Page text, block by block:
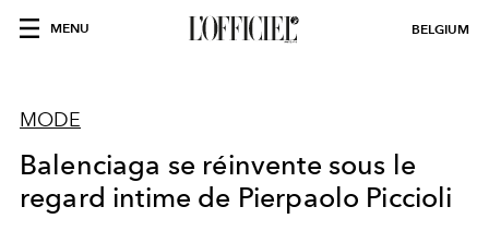
MENU BELGIUM
MODE
Balenciaga se réinvente sous le
regard intime de Pierpaolo Piccioli